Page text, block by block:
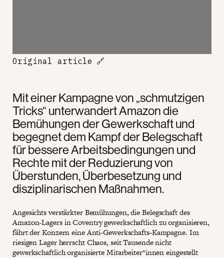
Mit einer Kampagne von „schmutzigen
Tricks“ unterwandert Amazon die
Bemühungen der Gewerkschaft und
begegnet dem Kampf der Belegschaft
für bessere Arbeitsbedingungen und
Rechte mit der Reduzierung von
Überstunden, Überbesetzung und
disziplinarischen Maßnahmen.
Angesichts verstärkter Bemühungen, die Belegschaft des
Amazon-Lagers in Coventry gewerkschaftlich zu organisieren,
fährt der Konzern eine Anti-Gewerkschafts-Kampagne. Im
riesigen Lager herrscht Chaos, seit Tausende nicht
gewerkschaftlich organisierte Mitarbeiter*innen eingestellt
Original article 🔗